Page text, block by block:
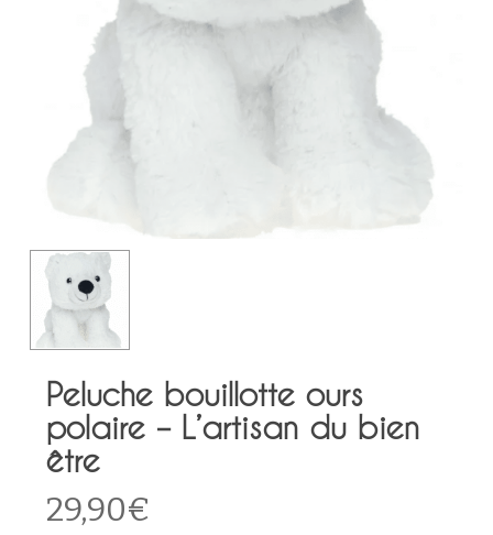
Peluche bouillotte ours
polaire – L’artisan du bien
être
29,90€